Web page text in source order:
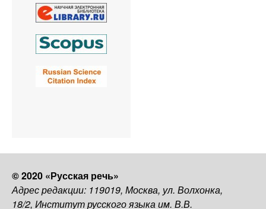
© 2020 «Русская речь»
Адрес редакции: 119019, Москва, ул. Волхонка,
18/2, Институт русского языка им. В.В.